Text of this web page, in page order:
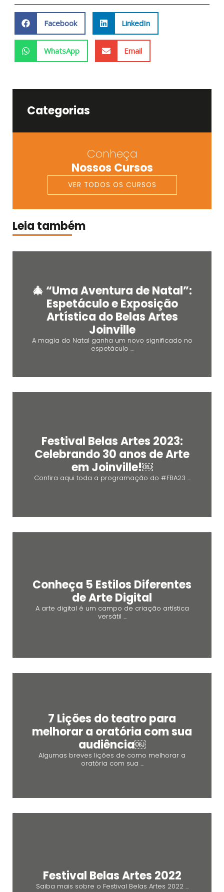
Facebook LinkedIn
WhatsApp Email
Categorias
Conheça
Nossos Cursos
VER TODOS OS CURSOS
Leia também
🎄 “Uma Aventura de Natal”:
Espetáculo e Exposição
Artística do Belas Artes
Joinville
A magia do Natal ganha um novo significado no
espetáculo ...
Festival Belas Artes 2023:
Celebrando 30 anos de Arte
em Joinville!￼
Confira aqui toda a programação do #FBA23 ...
Conheça 5 Estilos Diferentes
de Arte Digital
A arte digital é um campo de criação artística
versátil ...
7 Lições do teatro para
melhorar a oratória com sua
audiência￼
Algumas breves lições de como melhorar a
oratória com sua ...
Festival Belas Artes 2022
Saiba mais sobre o Festival Belas Artes 2022 ...